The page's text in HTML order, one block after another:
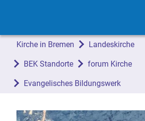
Kirche in Bremen Landeskirche
BEK Standorte forum Kirche
Evangelisches Bildungswerk